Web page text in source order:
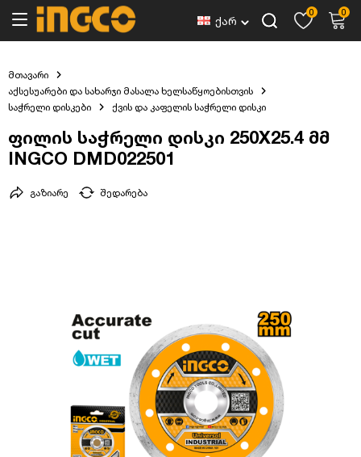
ქარ
0 0
მთავარი
აქსესუარები და სახარჯი მასალა ხელსაწყოებისთვის
საჭრელი დისკები
ქვის და კაფელის საჭრელი დისკი
ფილის საჭრელი დისკი 250X25.4 მმ
INGCO DMD022501
შედარება
გაზიარე